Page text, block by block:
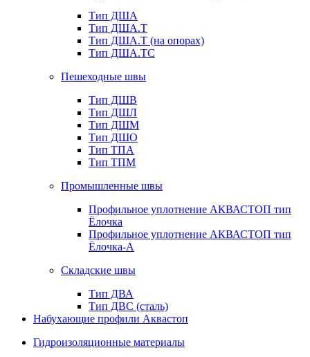
Тип ДША
Тип ДША.Т
Тип ДША.Т (на опорах)
Тип ДША.ТС
Пешеходные швы
Тип ДШВ
Тип ДШЛ
Тип ДШМ
Тип ДШО
Тип ТПА
Тип ТПМ
Промышленные швы
Профильное уплотнение АКВАСТОП тип
Ёлочка
Профильное уплотнение АКВАСТОП тип
Ёлочка-А
Складские швы
Тип ДВА
Тип ДВС (сталь)
Набухающие профили Аквастоп
Гидроизоляционные материалы